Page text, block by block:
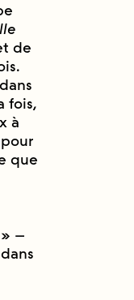
de
fois,
à
que
–